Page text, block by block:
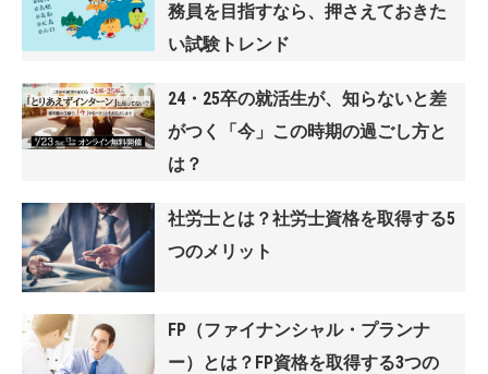
務員を目指すなら、押さえておきた
い試験トレンド
24・25卒の就活生が、知らないと差
がつく「今」この時期の過ごし方と
は？
社労士とは？社労士資格を取得する5
つのメリット
FP（ファイナンシャル・プランナ
ー）とは？FP資格を取得する3つの